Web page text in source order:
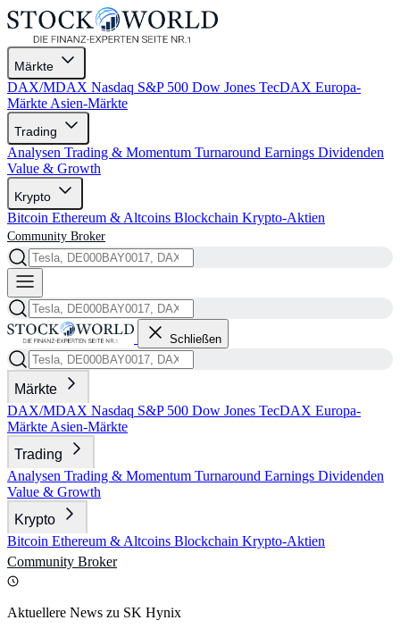
Märkte
DAX/MDAX Nasdaq S&P 500 Dow Jones TecDAX Europa-
Märkte Asien-Märkte
Trading
Analysen Trading & Momentum Turnaround Earnings Dividenden
Value & Growth
Krypto
Bitcoin Ethereum & Altcoins Blockchain Krypto-Aktien
Community Broker
Schließen
Märkte
DAX/MDAX Nasdaq S&P 500 Dow Jones TecDAX Europa-
Märkte Asien-Märkte
Trading
Analysen Trading & Momentum Turnaround Earnings Dividenden
Value & Growth
Krypto
Bitcoin Ethereum & Altcoins Blockchain Krypto-Aktien
Community Broker
Aktuellere News zu SK Hynix